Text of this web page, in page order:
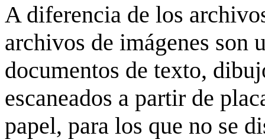
A diferencia de los
archivos de imágenes son
documentos de texto,
escaneados a partir de
papel, para los que no se